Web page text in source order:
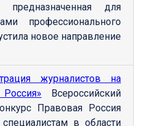
для
профессионального
новое направление
журналистов на
Всероссийский
Правовая Россия
в области